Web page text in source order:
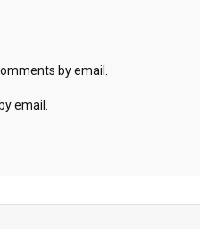
by email.
email.